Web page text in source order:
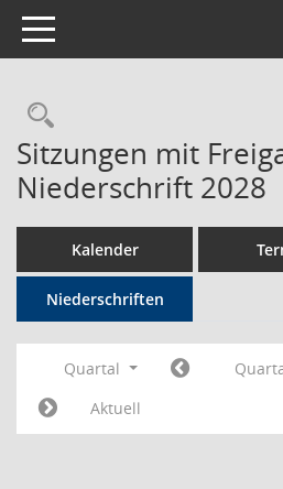
Toggle navigation
Rechercheauswahl
Sitzungen mit
Niederschrift 2028
Kalender
Niederschriften
Quartal
Aktuell